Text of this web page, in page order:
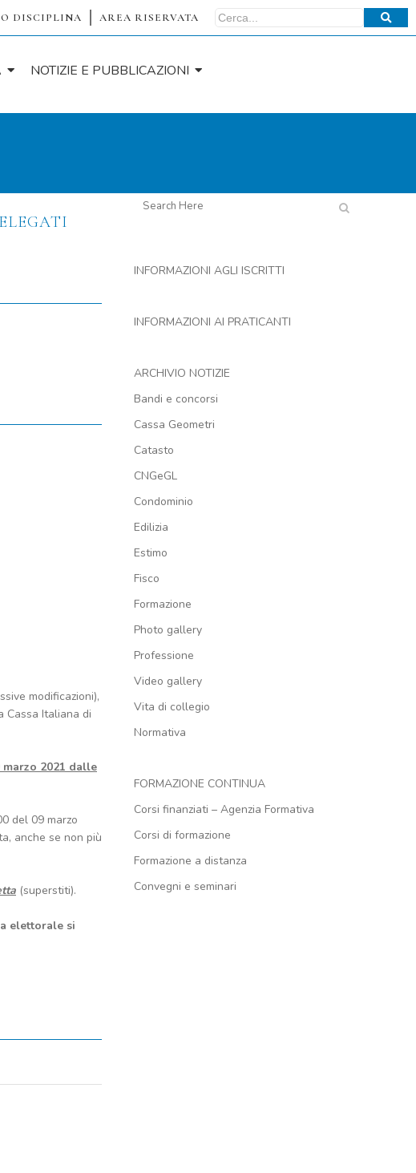
DISCIPLINA AREA RISERVATA
NOTIZIE E PUBBLICAZIONI
modificazioni),
Cassa Italiana di
2021 dalle
del 09 marzo
anche se non più
(superstiti).
elettorale si
INFORMAZIONI AGLI ISCRITTI
INFORMAZIONI AI PRATICANTI
ARCHIVIO NOTIZIE
Bandi e concorsi
Cassa Geometri
Catasto
CNGeGL
Condominio
Edilizia
Estimo
Fisco
Formazione
Photo gallery
Professione
Video gallery
Vita di collegio
Normativa
FORMAZIONE CONTINUA
Corsi finanziati – Agenzia Formativa
Corsi di formazione
Formazione a distanza
Convegni e seminari